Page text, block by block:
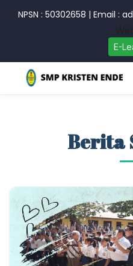
NPSN : 50302658 | Email :
E-
Berita